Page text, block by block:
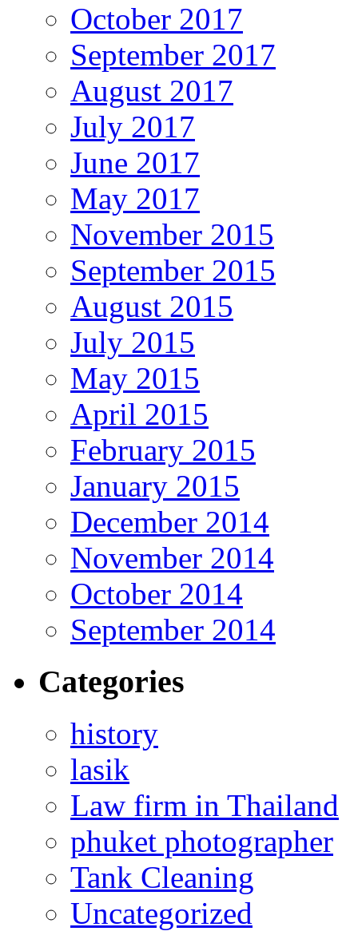
October 2017
September 2017
August 2017
July 2017
June 2017
May 2017
November 2015
September 2015
August 2015
July 2015
May 2015
April 2015
February 2015
January 2015
December 2014
November 2014
October 2014
September 2014
Categories
history
lasik
Law firm in Thailand
phuket photographer
Tank Cleaning
Uncategorized